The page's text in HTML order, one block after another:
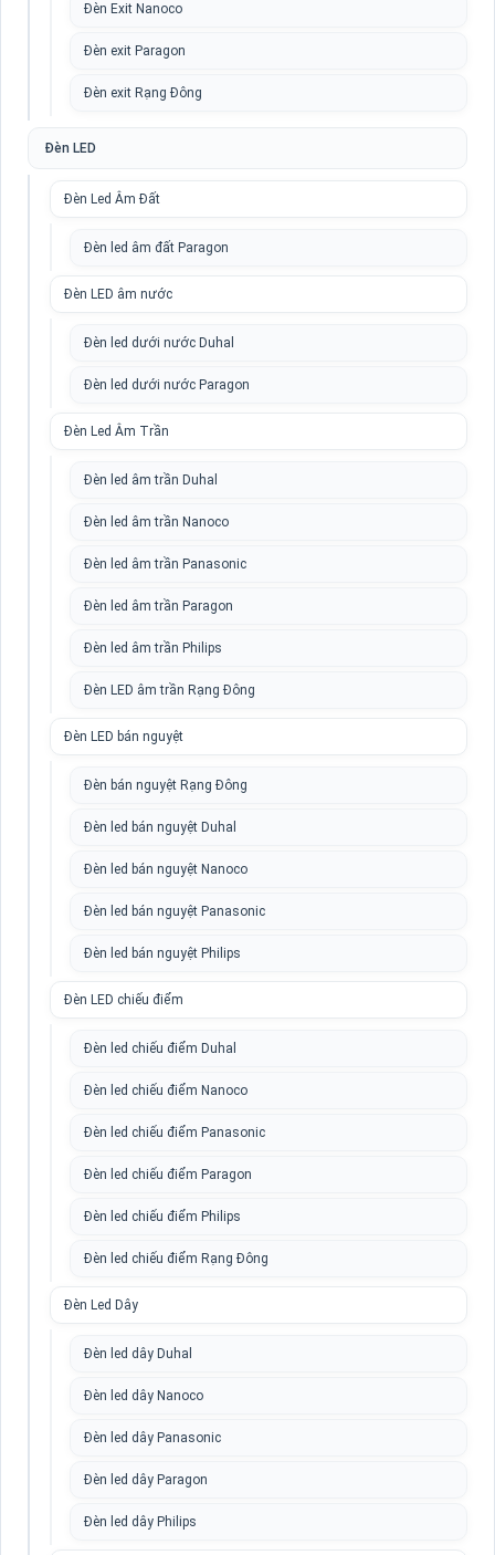
Đèn Exit Nanoco
Đèn exit Paragon
Đèn exit Rạng Đông
Đèn LED
Đèn Led Âm Đất
Đèn led âm đất Paragon
Đèn LED âm nước
Đèn led dưới nước Duhal
Đèn led dưới nước Paragon
Đèn Led Âm Trần
Đèn led âm trần Duhal
Đèn led âm trần Nanoco
Đèn led âm trần Panasonic
Đèn led âm trần Paragon
Đèn led âm trần Philips
Đèn LED âm trần Rạng Đông
Đèn LED bán nguyệt
Đèn bán nguyệt Rạng Đông
Đèn led bán nguyệt Duhal
Đèn led bán nguyệt Nanoco
Đèn led bán nguyệt Panasonic
Đèn led bán nguyệt Philips
Đèn LED chiếu điểm
Đèn led chiếu điểm Duhal
Đèn led chiếu điểm Nanoco
Đèn led chiếu điểm Panasonic
Đèn led chiếu điểm Paragon
Đèn led chiếu điểm Philips
Đèn led chiếu điểm Rạng Đông
Đèn Led Dây
Đèn led dây Duhal
Đèn led dây Nanoco
Đèn led dây Panasonic
Đèn led dây Paragon
Đèn led dây Philips